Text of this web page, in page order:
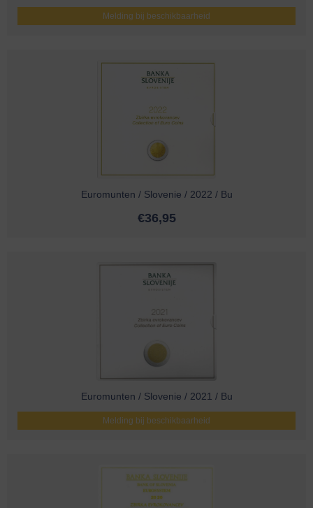
Melding bij beschikbaarheid
Euromunten / Slovenie / 2022 / Bu
€36,95
Euromunten / Slovenie / 2021 / Bu
Melding bij beschikbaarheid